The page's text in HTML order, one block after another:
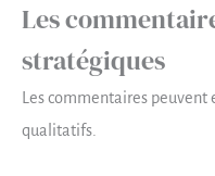
Les
stratégiques
Les commentaires peuvent
qualitatifs.